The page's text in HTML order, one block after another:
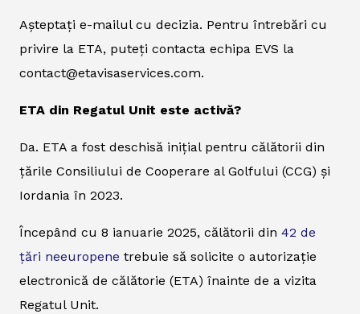
Așteptați e-mailul cu decizia. Pentru întrebări cu
privire la ETA, puteți contacta echipa EVS la
contact@etavisaservices.com.
ETA din Regatul Unit este activă?
Da. ETA a fost deschisă inițial pentru călătorii din
țările Consiliului de Cooperare al Golfului (CCG) și
Iordania în 2023.
Începând cu 8 ianuarie 2025, călătorii din 42 de
țări neeuropene trebuie să solicite o autorizație
electronică de călătorie (ETA) înainte de a vizita
Regatul Unit.